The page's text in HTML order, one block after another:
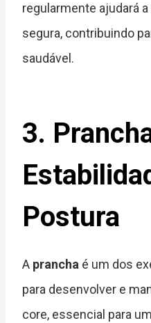
regularmente ajudará
segura, contribuindo
saudável.
3.
Postura
A prancha é um dos
para desenvolver e
core, essencial para